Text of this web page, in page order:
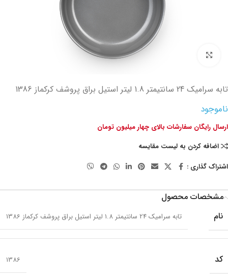
تابه سرامیک 24 سانتیمتر 1.8 لیتر استیل براق پروشف کرکماز 1386
ناموجود
ارسال رایگان سفارشات بالای چهار میلیون تومان
اضافه کردن به لیست مقایسه
اشتراک گذاری :
مشخصات محصول
نام
تابه سرامیک 24 سانتیمتر 1.8 لیتر استیل براق پروشف کرکماز 1386
کد 1386